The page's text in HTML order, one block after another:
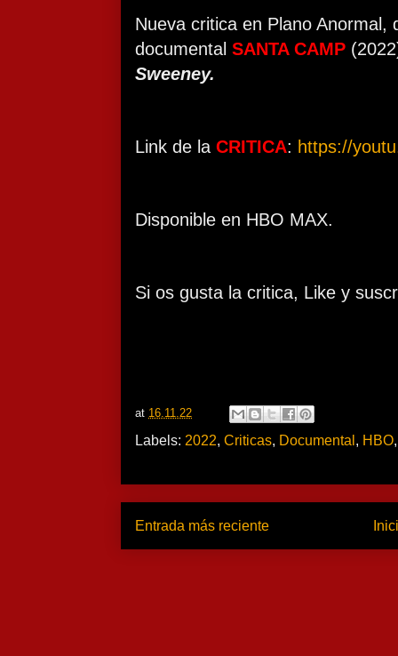
Nueva critica en Plano Anormal,
documental SANTA CAMP
Sweeney.
Link de la CRITICA: https://
Disponible en HBO MAX.
Si os gusta la critica, Like y
at 16.11.22
Labels: 2022, Criticas, Documental, HBO
Entrada más reciente